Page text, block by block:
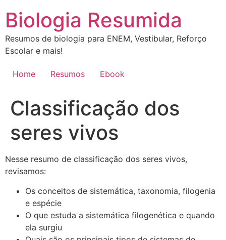
para
conteúdo
Biologia Resumida
Resumos de biologia para ENEM, Vestibular, Reforço
Escolar e mais!
Home Resumos Ebook
Classificação dos
seres vivos
Nesse resumo de classificação dos seres vivos,
revisamos:
Os conceitos de sistemática, taxonomia, filogenia
e espécie
O que estuda a sistemática filogenética e quando
ela surgiu